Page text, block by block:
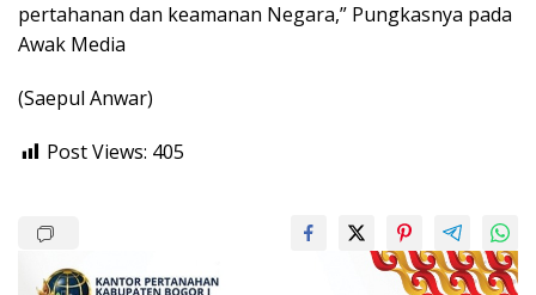
pertahanan dan keamanan Negara,” Pungkasnya pada
Awak Media
(Saepul Anwar)
Post Views: 405